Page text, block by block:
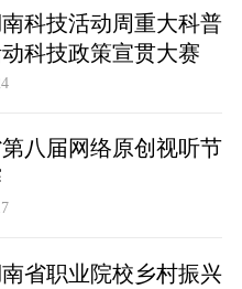
南科技活动周重大科普
科技政策宣贯大赛
八届网络原创视听节
省职业院校乡村振兴